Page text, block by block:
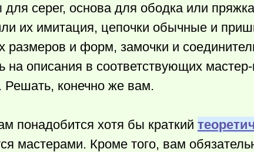
серег, основа для ободка или
их имитация, цепочки обычные и
размеров и форм, замочки и
на описания в соответствующих
Решать, конечно же вам.
понадобится хотя бы краткий
мастерами. Кроме того, вам